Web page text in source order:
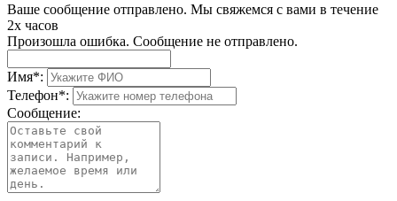
Ваше сообщение отправлено. Мы свяжемся с вами в течение
2х часов
Произошла ошибка. Сообщение не отправлено.
Имя*:
Телефон*:
Сообщение: